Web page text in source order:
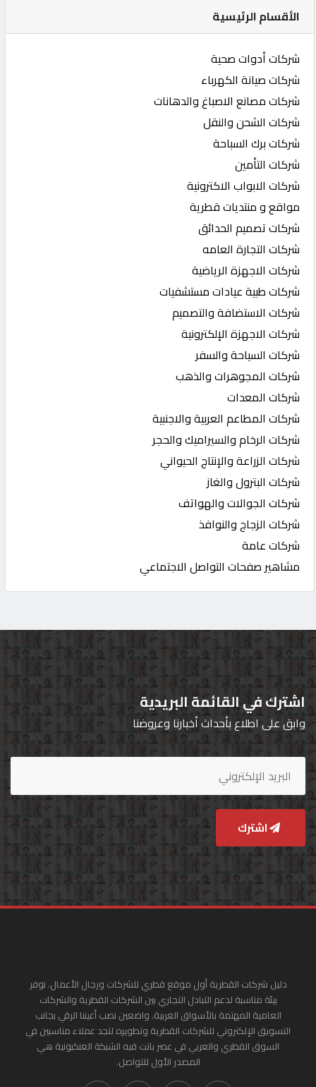
الأقسام الرئيسية
شركات أدوات صحية
شركات صيانة الكهرباء
شركات مصانع الاصباغ والدهانات
شركات الشحن والنقل
شركات برك السباحة
شركات التأمين
شركات الابواب الاكترونية
مواقع و منتديات قطرية
شركات تصميم الحدائق
شركات التجارة العامه
شركات الاجهزة الرياضية
شركات طبية عيادات مستشفيات
شركات الاستضافة والتصميم
شركات الاجهزة الإلكترونية
شركات السياحة والسفر
شركات المجوهرات والذهب
شركات المعدات
شركات المطاعم العربية والاجنبية
شركات الرخام والسيراميك والحجر
شركات الزراعة والإنتاج الحيواني
شركات البترول والغاز
شركات الجوالات والهواتف
شركات الزجاج والنوافذ
شركات عامة
مشاهير صفحات التواصل الاجتماعي
اشترك في القائمة البريدية
وابق على اطلاع بأحداث أخبارنا وعروضنا
اشترك
دليل شركات القطرية أول موقع قطري للشركات ورجال الأعمال. نوفر
بيئة مناسبة لدعم التبادل التجاري بين الشركات القطرية والشركات
العامية المهتمة بالأسواق العربية. واضعين نصب أعيننا الرقي بجانب
التسويق الإلكتروني للشركات القطرية وتطويره لتجد عملاء مناسبين في
السوق القطري والعربي في عصر باتت فيه الشبكة العنكبونية هي
المصدر الأول للتواصل.